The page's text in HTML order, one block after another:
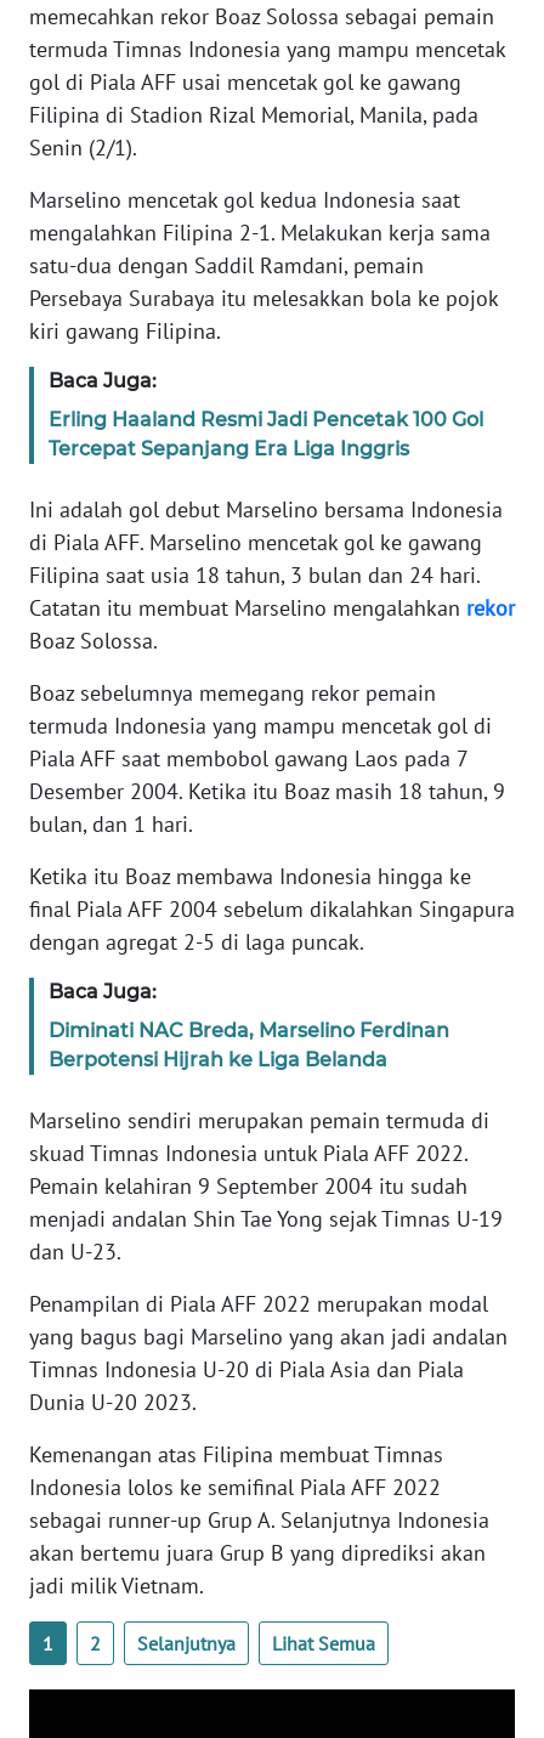
memecahkan rekor Boaz Solossa sebagai pemain
termuda Timnas Indonesia yang mampu mencetak
gol di Piala AFF usai mencetak gol ke gawang
Filipina di Stadion Rizal Memorial, Manila, pada
Senin (2/1).
Marselino mencetak gol kedua Indonesia saat
mengalahkan Filipina 2-1. Melakukan kerja sama
satu-dua dengan Saddil Ramdani, pemain
Persebaya Surabaya itu melesakkan bola ke pojok
kiri gawang Filipina.
Baca Juga:
Erling Haaland Resmi Jadi Pencetak 100 Gol
Tercepat Sepanjang Era Liga Inggris
Ini adalah gol debut Marselino bersama Indonesia
di Piala AFF. Marselino mencetak gol ke gawang
Filipina saat usia 18 tahun, 3 bulan dan 24 hari.
Catatan itu membuat Marselino mengalahkan rekor
Boaz Solossa.
Boaz sebelumnya memegang rekor pemain
termuda Indonesia yang mampu mencetak gol di
Piala AFF saat membobol gawang Laos pada 7
Desember 2004. Ketika itu Boaz masih 18 tahun, 9
bulan, dan 1 hari.
Ketika itu Boaz membawa Indonesia hingga ke
final Piala AFF 2004 sebelum dikalahkan Singapura
dengan agregat 2-5 di laga puncak.
Baca Juga:
Diminati NAC Breda, Marselino Ferdinan
Berpotensi Hijrah ke Liga Belanda
Marselino sendiri merupakan pemain termuda di
skuad Timnas Indonesia untuk Piala AFF 2022.
Pemain kelahiran 9 September 2004 itu sudah
menjadi andalan Shin Tae Yong sejak Timnas U-19
dan U-23.
Penampilan di Piala AFF 2022 merupakan modal
yang bagus bagi Marselino yang akan jadi andalan
Timnas Indonesia U-20 di Piala Asia dan Piala
Dunia U-20 2023.
Kemenangan atas Filipina membuat Timnas
Indonesia lolos ke semifinal Piala AFF 2022
sebagai runner-up Grup A. Selanjutnya Indonesia
akan bertemu juara Grup B yang diprediksi akan
jadi milik Vietnam.
1 2 Selanjutnya Lihat Semua
EDITORIAL
Informasi
BERITA
KONTAK
INFO
IKLAN
TENTANG
KAMI
MEDIA
SIBER
REDAKSI
KARIR
DISCLAIMER
Wahana
Regional
WN
WN
JAKARTA
WN
JABAR
WN
BANTEN
WN
NTT
WN
WN
PAPUA
WN
PAPUA
BARAT
WN